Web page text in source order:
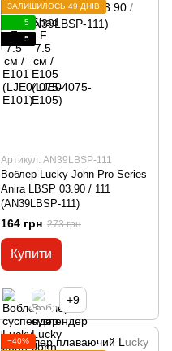
ЗАЛИШИЛОСЬ 49 ДНІВ
5
5
Артикул: AN39LBSP-111
Воблер Lucky John Pro Series
Anira LBSP 03.90 / 111
(AN39LBSP-111)
164 грн 273 грн
Купити
+9
−40%